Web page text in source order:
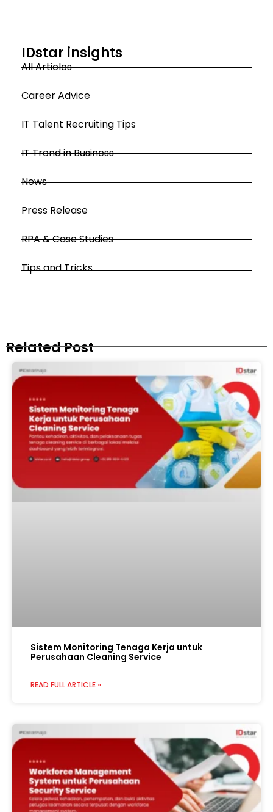
IDstar insights
All Articles
Career Advice
IT Talent Recruiting Tips
IT Trend in Business
News
Press Release
RPA & Case Studies
Tips and Tricks
Related Post
Sistem Monitoring Tenaga Kerja untuk
Perusahaan Cleaning Service
READ FULL ARTICLE »